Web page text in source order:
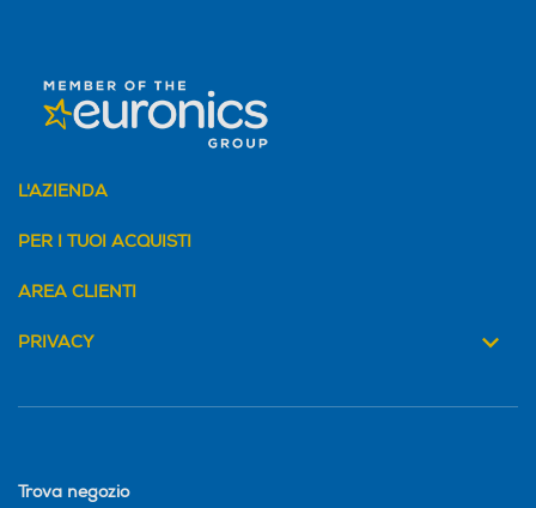
L'AZIENDA
PER I TUOI ACQUISTI
AREA CLIENTI
PRIVACY
Trova negozio